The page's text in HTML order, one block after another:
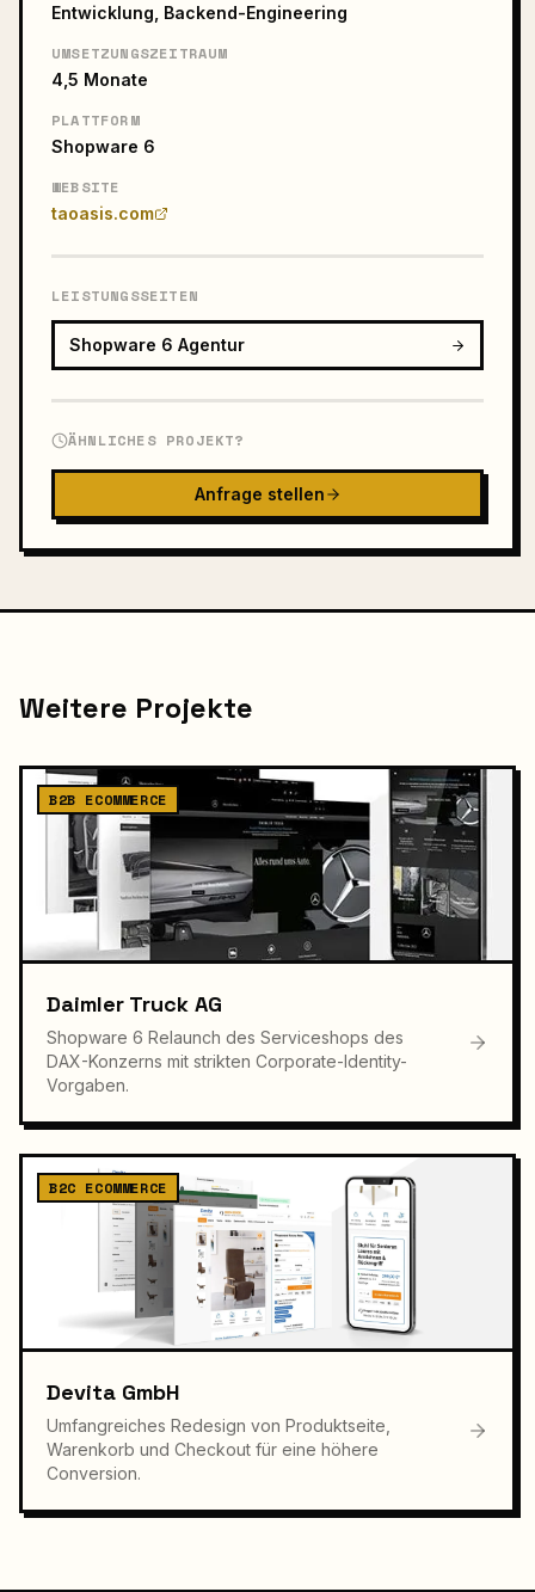
Entwicklung, Backend-Engineering
UMSETZUNGSZEITRAUM
4,5 Monate
PLATTFORM
Shopware 6
WEBSITE
taoasis.com
LEISTUNGSSEITEN
Shopware 6 Agentur
ÄHNLICHES PROJEKT?
Anfrage stellen
Weitere Projekte
B2B ECOMMERCE
Daimler Truck AG
Shopware 6 Relaunch des Serviceshops des
DAX-Konzerns mit strikten Corporate-Identity-
Vorgaben.
B2C ECOMMERCE
Devita GmbH
Umfangreiches Redesign von Produktseite,
Warenkorb und Checkout für eine höhere
Conversion.